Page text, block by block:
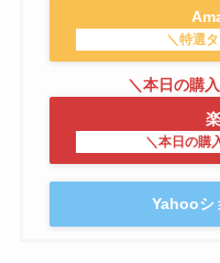
Yahooシ